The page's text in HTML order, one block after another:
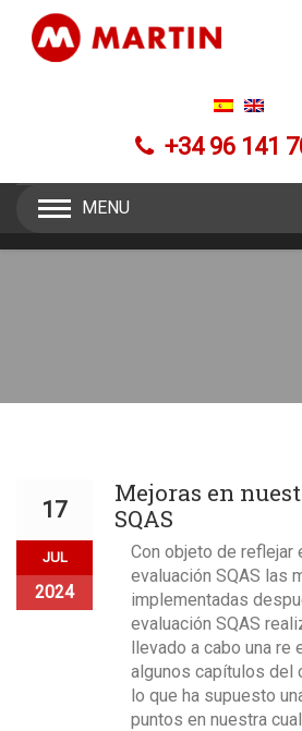
+34 96 141
MENU
17
JUL
2024
Mejoras en
SQAS
Con objeto de reflejar
evaluación SQAS las
implementadas
evaluación SQAS
llevado a cabo una re
algunos capítulos del
lo que ha supuesto
puntos en nuestra